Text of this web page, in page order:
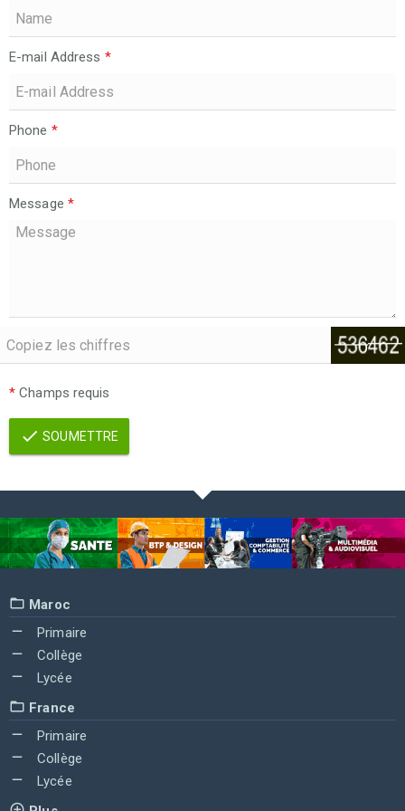
E-mail Address *
Phone *
Message *
* Champs requis
SOUMETTRE
Maroc
Primaire
Collège
Lycée
France
Primaire
Collège
Lycée